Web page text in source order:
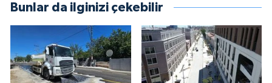
Bunlar da ilginizi çekebilir